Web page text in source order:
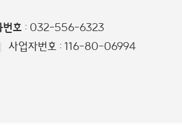
번호 : 032-556-6323
| 사업자번호 : 116-80-06994